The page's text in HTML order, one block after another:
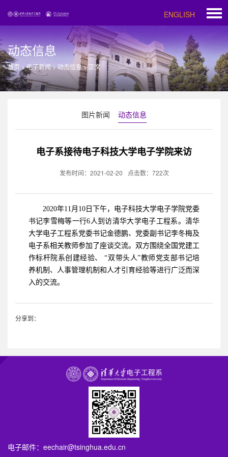
ENGLISH
动态信息
首页 >电子新闻>动态信息>正文
图片新闻 动态信息
电子系接待电子科技大学电子学院来访
发布时间：2021-02-20 点击数： 722次
2020年11月10日下午，电子科技大学电子学院党委
书记李雪梅等一行6人到访清华大学电子工程系。清华
大学电子工程系党委书记金德鹏、党委副书记李冬梅及
电子系相关教师参加了座谈交流。双方围绕全国党建工
作标杆院系创建经验、 “双带头人”教师党支部书记培
养机制、人事管理机制和人才引育经验等进行广泛而深
入的交流。
分享到：
电子邮件： eechair@tsinghua.edu.cn